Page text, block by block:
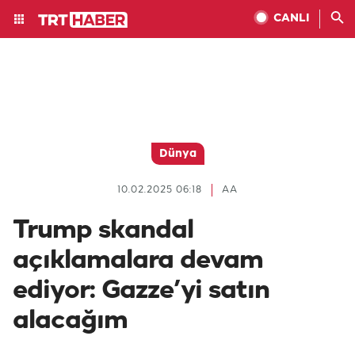
CANLI
Dünya
AA
10.02.2025 06:18
Trump skandal
açıklamalara devam
ediyor: Gazze’yi satın
alacağım